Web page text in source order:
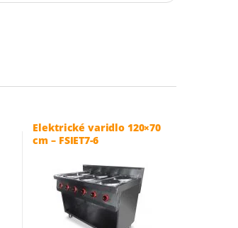
Elektrické varidlo 120×70
cm – FSIET7-6